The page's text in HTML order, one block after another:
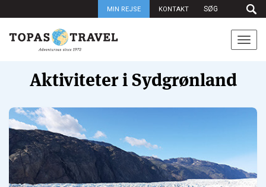
MIN REJSE KONTAKT
Aktiviteter i Sydgrønland